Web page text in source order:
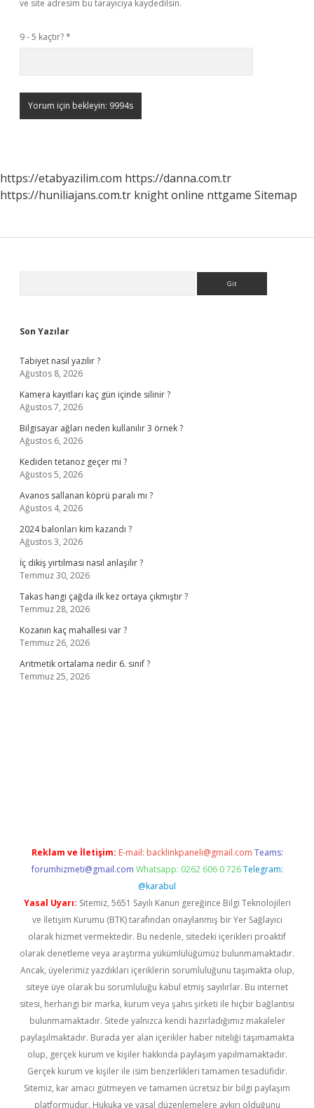
ve site adresim bu tarayıcıya kaydedilsin.
9 - 5 kaçtır?*
https://etabyazilim.com https://danna.com.tr
https://huniliajans.com.tr knight online nttgame Sitemap
Son Yazılar
Tabiyet nasıl yazılır ?
Ağustos 8, 2026
Kamera kayıtları kaç gün içinde silinir ?
Ağustos 7, 2026
Bilgisayar ağları neden kullanılır 3 örnek ?
Ağustos 6, 2026
Kediden tetanoz geçer mi ?
Ağustos 5, 2026
Avanos sallanan köprü paralı mı ?
Ağustos 4, 2026
2024 balonları kim kazandı ?
Ağustos 3, 2026
İç dikiş yırtılması nasıl anlaşılır ?
Temmuz 30, 2026
Takas hangi çağda ilk kez ortaya çıkmıştır ?
Temmuz 28, 2026
Kozanın kaç mahallesi var ?
Temmuz 26, 2026
Aritmetik ortalama nedir 6. sınıf ?
Temmuz 25, 2026
Reklam ve İletişim: E-mail: backlinkpaneli@gmail.com Teams:
forumhizmeti@gmail.com Whatsapp: 0262 606 0 726 Telegram:
@karabul
Yasal Uyarı: Sitemiz, 5651 Sayılı Kanun gereğince Bilgi Teknolojileri
ve İletişim Kurumu (BTK) tarafından onaylanmış bir Yer Sağlayıcı
olarak hizmet vermektedir. Bu nedenle, sitedeki içerikleri proaktif
olarak denetleme veya araştırma yükümlülüğümüz bulunmamaktadır.
Ancak, üyelerimiz yazdıkları içeriklerin sorumluluğunu taşımakta olup,
siteye üye olarak bu sorumluluğu kabul etmiş sayılırlar. Bu internet
sitesi, herhangi bir marka, kurum veya şahıs şirketi ile hiçbir bağlantısı
bulunmamaktadır. Sitede yalnızca kendi hazırladığımız makaleler
paylaşılmaktadır. Burada yer alan içerikler haber niteliği taşımamakta
olup, gerçek kurum ve kişiler hakkında paylaşım yapılmamaktadır.
Gerçek kurum ve kişiler ile isim benzerlikleri tamamen tesadüfidir.
Sitemiz, kar amacı gütmeyen ve tamamen ücretsiz bir bilgi paylaşım
platformudur. Hukuka ve yasal düzenlemelere aykırı olduğunu